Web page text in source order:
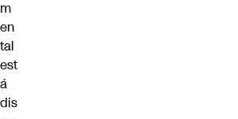
m
en
tal
est
á
dis